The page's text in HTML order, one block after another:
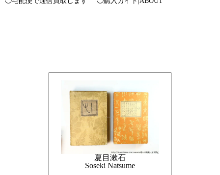
夏目漱石
Soseki Natsume